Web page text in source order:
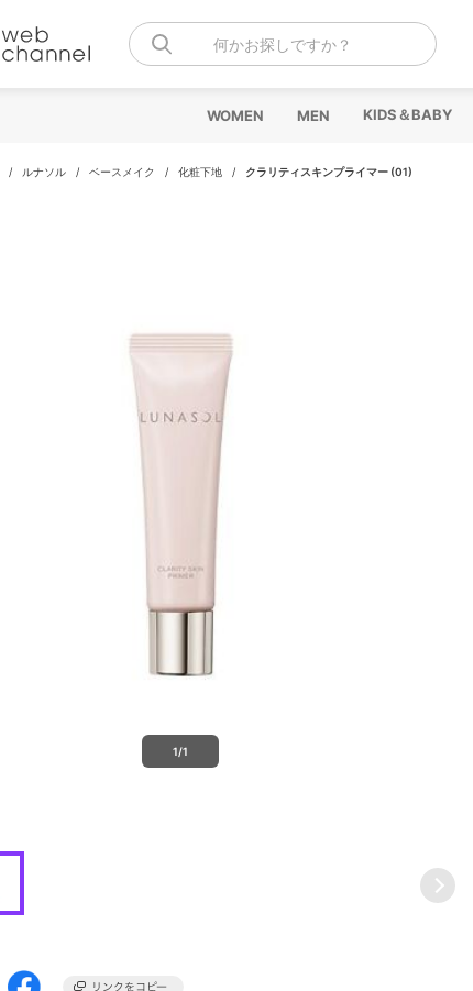
何かお探しですか？
WOMEN MEN KIDS＆BABY
/ ルナソル / ベースメイク / 化粧下地 / クラリティスキンプライマー (01)
1/1